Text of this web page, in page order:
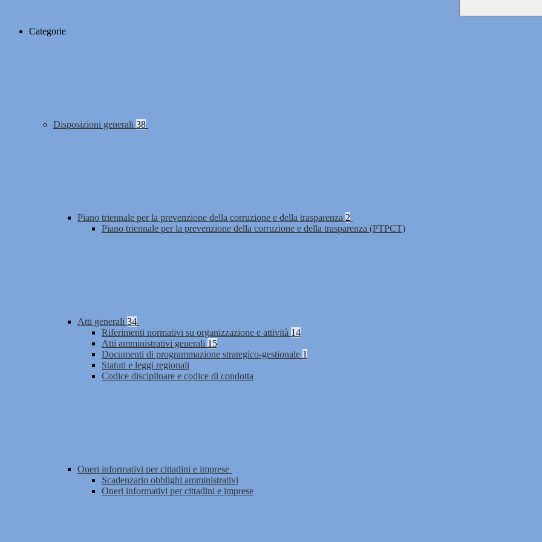
Categorie
Disposizioni generali 38
Piano triennale per la prevenzione della corruzione e della trasparenza 2
Piano triennale per la prevenzione della corruzione e della trasparenza (PTPCT)
Atti generali 34
Riferimenti normativi su organizzazione e attività 14
Atti amministrativi generali 15
Documenti di programmazione strategico-gestionale 1
Statuti e leggi regionali
Codice disciplinare e codice di condotta
Oneri informativi per cittadini e imprese
Scadenzario obblighi amministrativi
Oneri informativi per cittadini e imprese